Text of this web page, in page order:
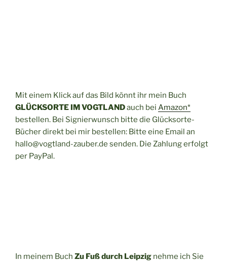
Mit einem Klick auf das Bild könnt ihr mein Buch
GLÜCKSORTE IM VOGTLANDauch bei Amazon*
bestellen. Bei Signierwunsch bitte die Glücksorte-
Bücher direkt bei mir bestellen: Bitte eine Email an
hallo@vogtland-zauber.de senden. Die Zahlung erfolgt
per PayPal.
In meinem Buch Zu Fuß durch Leipzig nehme ich Sie